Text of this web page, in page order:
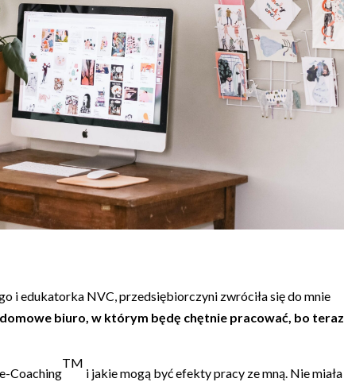
i edukatorka NVC, przedsiębiorczyni zwróciła się do mnie
biuro, w którym będę chętnie pracować, bo teraz
Coaching
TM
i jakie mogą być efekty pracy ze mną. Nie miała